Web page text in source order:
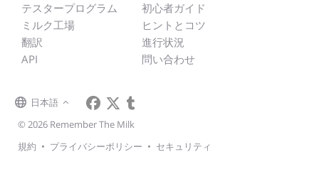
テスタープログラム
ミルク工場
翻訳
API
初心者ガイド
ヒントとコツ
進行状況
問い合わせ
日本語
© 2026 Remember The Milk
規約 • プライバシーポリシー • セキュリティ